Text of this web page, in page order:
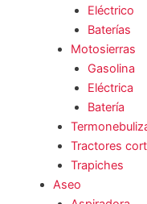
Eléctrico
Baterías
Motosierras
Gasolina
Eléctrica
Batería
Tractores
Trapiches
Aseo